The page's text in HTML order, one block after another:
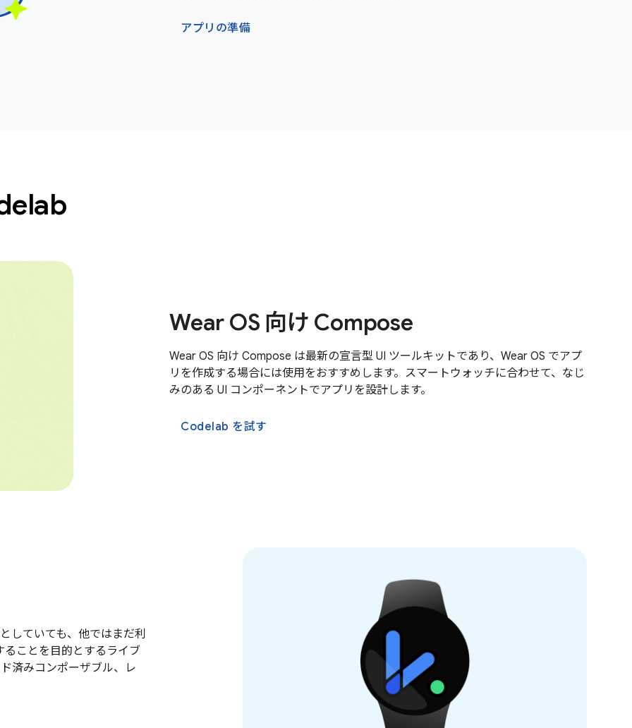
アプリの準備
Wear OS 向け Compose
Wear OS 向け Compose は最新の宣言型 UI ツールキットであり、Wear OS でアプ
リを作成する場合には使用をおすすめします。スマートウォッチに合わせて、なじ
みのある UI コンポーネントでアプリを設計します。
Codelab を試す
していても、他ではまだ利
ることを目的とするライブ
済みコンポーザブル、レ